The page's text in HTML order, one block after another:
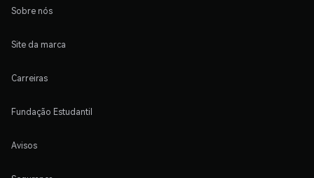
Sobre nós
Site da marca
Carreiras
Fundação Estudantil
Avisos